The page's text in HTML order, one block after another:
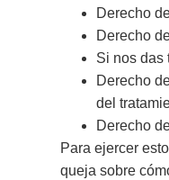
Derecho
Derecho
Si nos das
Derecho
del
Derecho
Para ejercer
queja sobre